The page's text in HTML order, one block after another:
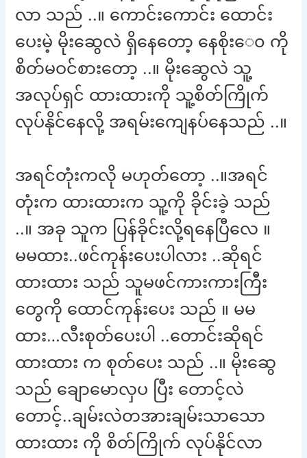
လာ သည် ..။ ကောင်းကောင်း ထောင်း
ပေးမဲ့ မိုးဆွေလဲ ရှိနေတော့ နေစိုးေ၀ ကို
စိတ်မဝင်စားတော့ ..။ မိုးဆွေလဲ သူ့
အလုပ်ရှင် ထားထားကို သူ့စိတ်ကြိုက်
လုပ်နိုင်နေလို့ အရမ်းကျေနပ်နေသည် ..။
အရင်တုံးကလို မဟုတ်တော့ ..။အရင်
တုံးက ထားထားက သူ့ကို ခိုင်းခဲ့ သည်
..။ အခု သူက ပြန်ခိုင်းလို့ရနေပြီလေ ။
မမထား..ဖင်ကုန်းပေးပါလား ..ဆိုရင်
ထားထား သည် သူမဖင်ကားကားကြီး
တွေကို ထောင်ကုန်းပေး သည် ။ မမ
ထား…လီးစုတ်ပေးပါ ..တောင်းဆိုရင်
ထားထား က စုတ်ပေး သည် ..။ မိုးဆွေ
သည် ချောမောလှပ ပြီး တောင့်လဲ
တောင့်..ချမ်းလဲတအားချမ်းသာသော
ထားထား ကို စိတ်ကြိုက် လုပ်နိုင်လာ